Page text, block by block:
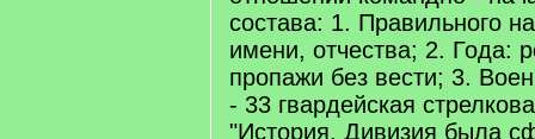
состава: 1. Правильного
имени, отчества; 2. Года:
пропажи без вести; 3.
- 33 гвардейская
"История. Дивизия была